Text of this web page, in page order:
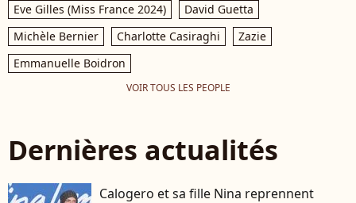
Eve Gilles (Miss France 2024)
David Guetta
Michèle Bernier
Charlotte Casiraghi
Zazie
Emmanuelle Boidron
VOIR TOUS LES PEOPLE
Dernières actualités
Calogero et sa fille Nina reprennent